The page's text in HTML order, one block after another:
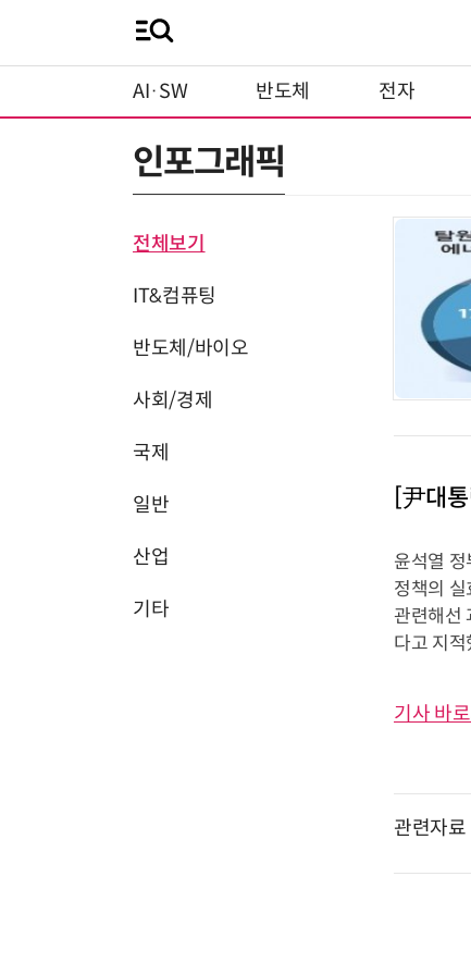
AI·SW 반도체 전자
인포그래픽
전체보기
IT&컴퓨팅
반도체/바이오
사회/경제
국제
일반
산업
기타
[尹대
윤석열 정
정책의 실
관련해선
다고 지적
기사 바
관련자료